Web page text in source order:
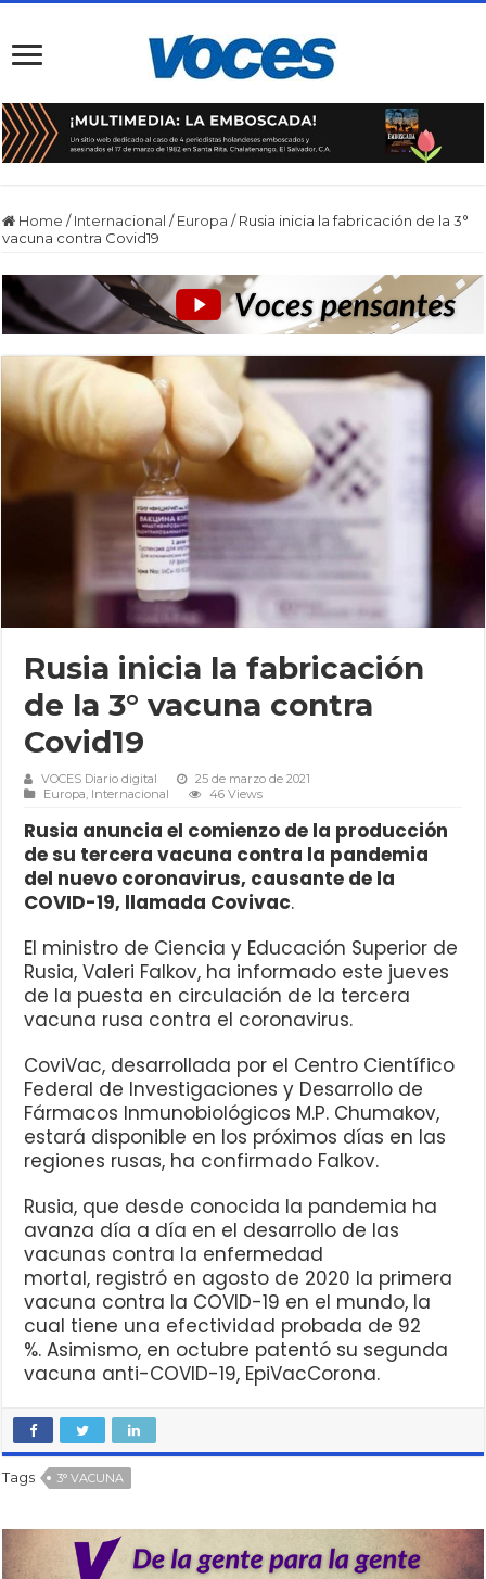
Home / Internacional / Europa / Rusia inicia la fabricación de la 3°
vacuna contra Covid19
Rusia inicia la fabricación
de la 3° vacuna contra
Covid19
VOCES Diario digital
25 de marzo de 2021
Europa Internacional 46 Views
Rusia anuncia el comienzo de la producción
de su tercera vacuna contra la pandemia
del nuevo coronavirus, causante de la
COVID-19, llamada Covivac.
El ministro de Ciencia y Educación Superior de
Rusia, Valeri Falkov, ha informado este jueves
de la puesta en circulación de la tercera
vacuna rusa contra el coronavirus.
CoviVac, desarrollada por el Centro Científico
Federal de Investigaciones y Desarrollo de
Fármacos Inmunobiológicos M.P. Chumakov,
estará disponible en los próximos días en las
regiones rusas, ha confirmado Falkov.
Rusia, que desde conocida la pandemia ha
avanza día a día en el desarrollo de las
vacunas contra la enfermedad
mortal, registró en agosto de 2020 la primera
vacuna contra la COVID-19 en el mundo, la
cual tiene una efectividad probada de 92
%. Asimismo, en octubre patentó su segunda
vacuna anti-COVID-19, EpiVacCorona.
Tags 3° VACUNA